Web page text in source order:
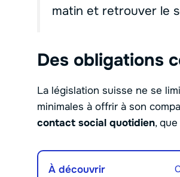
matin et retrouver le
Des obligations
La législation suisse ne se
minimales à offrir à son
contact social quotidien,
À découvrir